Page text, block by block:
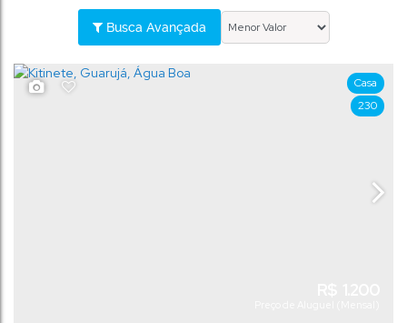
Busca Avançada
230
Casa